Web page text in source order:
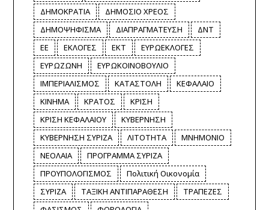
ΔΗΜΟΚΡΑΤΙΑ
ΔΗΜΟΣΙΟ ΧΡΕΟΣ
ΔΗΜΟΨΗΦΙΣΜΑ
ΔΙΑΠΡΑΓΜΑΤΕΥΣΗ
ΔΝΤ
ΕΕ
ΕΚΛΟΓΕΣ ΕΚΤ
ΕΥΡΩΕΚΛΟΓΕΣ
ΕΥΡΩΖΩΝΗ
ΕΥΡΩΚΟΙΝΟΒΟΥΛΙΟ
ΙΜΠΕΡΙΑΛΙΣΜΟΣ
ΚΑΤΑΣΤΟΛΗ
ΚΕΦΑΛΑΙΟ
ΚΙΝΗΜΑ
ΚΡΑΤΟΣ
ΚΡΙΣΗ
ΚΡΙΣΗ ΚΕΦΑΛΑΙΟΥ
ΚΥΒΕΡΝΗΣΗ
ΚΥΒΕΡΝΗΣΗ ΣΥΡΙΖΑ
ΛΙΤΟΤΗΤΑ
ΜΝΗΜΟΝΙΟ
ΝΕΟΛΑΙΑ
ΠΡΟΓΡΑΜΜΑ ΣΥΡΙΖΑ
ΠΡΟΥΠΟΛΟΓΙΣΜΟΣ
Πολιτική Οικονομία
ΣΥΡΙΖΑ
ΤΑΞΙΚΗ ΑΝΤΙΠΑΡΑΘΕΣΗ
ΤΡΑΠΕΖΕΣ